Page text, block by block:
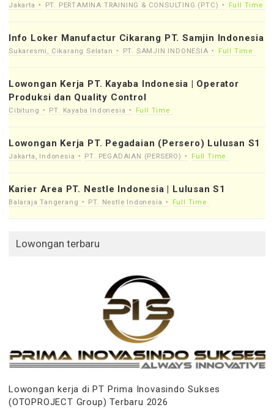
Jakarta PT. PERTAMINA TRAINING & CONSULTING (PTC) Full Time
Info Loker Manufactur Cikarang PT. Samjin Indonesia
Sukaresmi, Cikarang Selatan PT. SAMJIN INDONESIA Full Time
Lowongan Kerja PT. Kayaba Indonesia | Operator
Produksi dan Quality Control
Cibitung PT. Kayaba Indonesia Full Time
Lowongan Kerja PT. Pegadaian (Persero) Lulusan S1
Jakarta, Indonesia PT. PEGADAIAN (PERSERO) Full Time
Karier Area PT. Nestle Indonesia | Lulusan S1
Balaraja Tangerang PT. Nestle Indonesia Full Time
Lowongan terbaru
Lowongan kerja di PT Prima Inovasindo Sukses
(OTOPROJECT Group) Terbaru 2026